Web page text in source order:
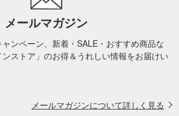
メールマガジン
ンペーン、新着・SALE・おすすめ商品な
ストア」のお得＆うれしい情報をお届けい
メールマガジンについて詳しく見る